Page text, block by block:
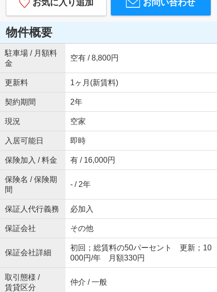
お気に入り追加 お問い合わせ
物件概要
駐車場 / 月額料
金
空有 / 8,800円
更新料 1ヶ月(新賃料)
契約期間 2年
現況 空家
入居可能日 即時
保険加入 / 料金 有 / 16,000円
保険名 / 保険期
間
- / 2年
保証人代行義務 必加入
保証会社 その他
保証会社詳細
初回；総賃料の50パーセント 更新；10
000円/年 月額330円
取引態様 /
賃貸区分
仲介 / 一般